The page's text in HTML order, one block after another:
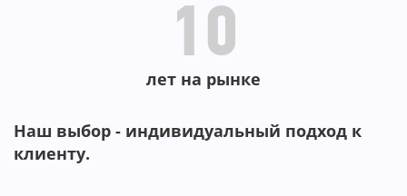
10
лет на рынке
Наш выбор - индивидуальный подход к
клиенту.